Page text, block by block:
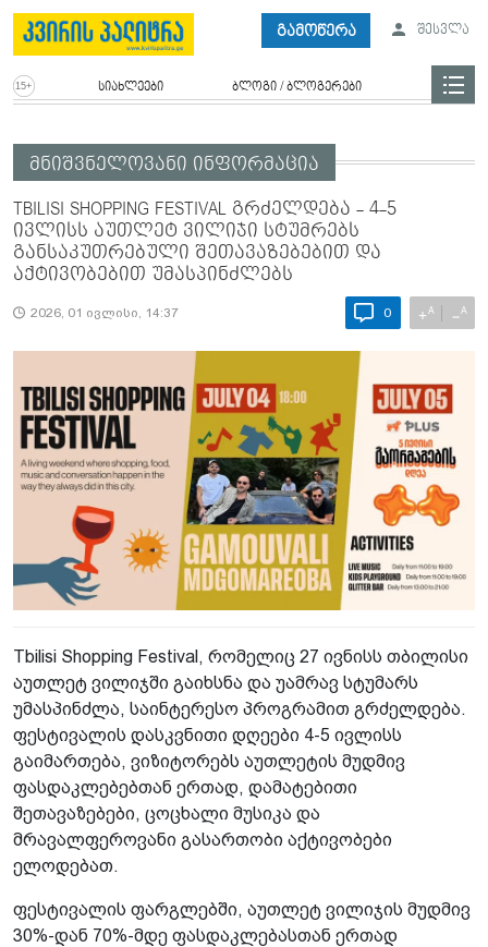
გამოწერა შესვლა
სიახლეები ბლოგი / ბლოგერები
მნიშვნელოვანი ინფორმაცია
TBILISI SHOPPING FESTIVAL გრძელდება - 4-5
ივლისს აუთლეტ ვილიჯი სტუმრებს
განსაკუთრებული შეთავაზებებით და
აქტივობებით უმასპინძლებს
2026, 01 ივლისი, 14:37 0 +A −A
Tbilisi Shopping Festival, რომელიც 27 ივნისს თბილისი
აუთლეტ ვილიჯში გაიხსნა და უამრავ სტუმარს
უმასპინძლა, საინტერესო პროგრამით გრძელდება.
ფესტივალის დასკვნითი დღეები 4-5 ივლისს
გაიმართება, ვიზიტორებს აუთლეტის მუდმივ
ფასდაკლებებთან ერთად, დამატებითი
შეთავაზებები, ცოცხალი მუსიკა და
მრავალფეროვანი გასართობი აქტივობები
ელოდებათ.
ფესტივალის ფარგლებში, აუთლეტ ვილიჯის მუდმივ
30%-დან 70%-მდე ფასდაკლებასთან ერთად